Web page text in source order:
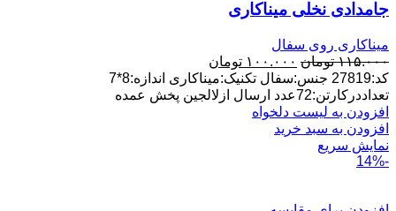
جامدادی نخلی میناکاری
میناکاری روی سفال
۱۱۵.۰۰۰ تومان قیمت
اصلی:
۱۱۵.۰۰۰ تومان
بود.
۱۰۰.۰۰۰ تومان
فعلی:
۱۰۰.۰۰۰ تومان.
کد:27819 جنس:سفال تکنیک:میناکاری اندازه:8*7
تعداددرکارتن:72عدد ارسال ازلالجین پخش عمده
افزودن به لیست دلخواه
افزودن به سبد خرید
نمایش سریع
-14%